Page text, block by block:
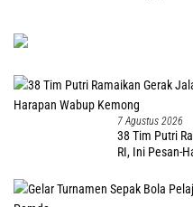
7 Agustus 2026
38 Tim Putri
RI, Ini Pesan-